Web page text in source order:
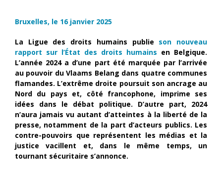
Bruxelles, le 16 janvier 2025
La Ligue des droits humains publie son nouveau
rapport sur l’État des droits humains en Belgique.
L’année 2024 a d’une part été marquée par l’arrivée
au pouvoir du Vlaams Belang dans quatre communes
flamandes. L’extrême droite poursuit son ancrage au
Nord du pays et, côté francophone, imprime ses
idées dans le débat politique. D’autre part, 2024
n’aura jamais vu autant d’atteintes à la liberté de la
presse, notamment de la part d’acteurs publics. Les
contre-pouvoirs que représentent les médias et la
justice vacillent et, dans le même temps, un
tournant sécuritaire s’annonce.